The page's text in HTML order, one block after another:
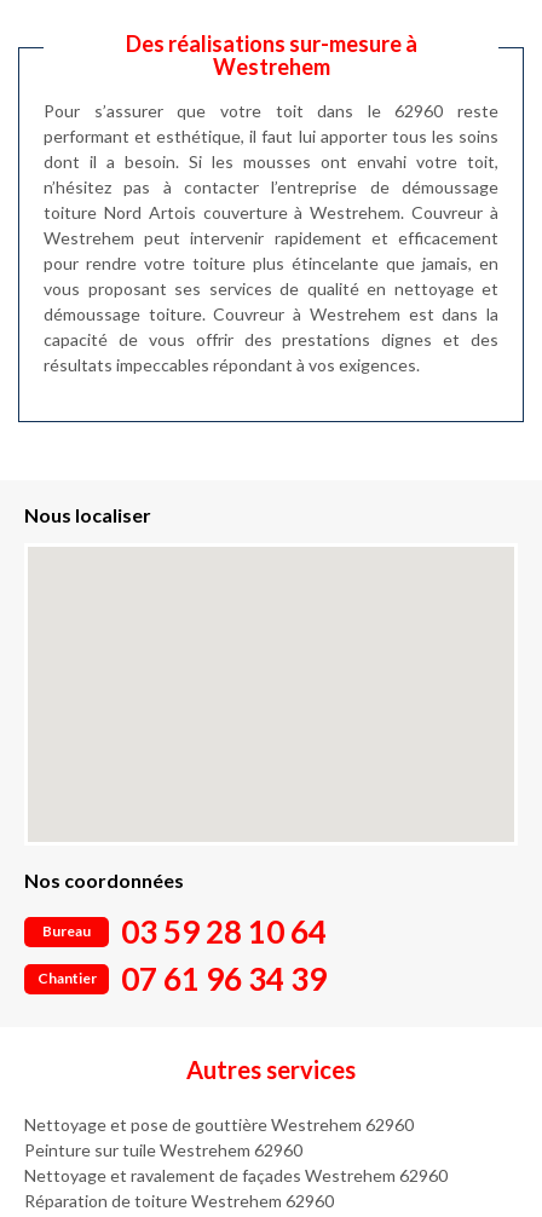
Des réalisations sur-mesure à
Westrehem
Pour s’assurer que votre toit dans le 62960 reste
performant et esthétique, il faut lui apporter tous les soins
dont il a besoin. Si les mousses ont envahi votre toit,
n’hésitez pas à contacter l’entreprise de démoussage
toiture Nord Artois couverture à Westrehem. Couvreur à
Westrehem peut intervenir rapidement et efficacement
pour rendre votre toiture plus étincelante que jamais, en
vous proposant ses services de qualité en nettoyage et
démoussage toiture. Couvreur à Westrehem est dans la
capacité de vous offrir des prestations dignes et des
résultats impeccables répondant à vos exigences.
Nous localiser
Nos coordonnées
Bureau 03 59 28 10 64
Chantier 07 61 96 34 39
Autres services
Nettoyage et pose de gouttière Westrehem 62960
Peinture sur tuile Westrehem 62960
Nettoyage et ravalement de façades Westrehem 62960
Réparation de toiture Westrehem 62960